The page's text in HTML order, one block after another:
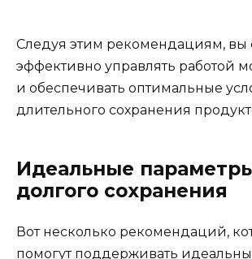
Следуя этим рекомендациям, вы
эффективно управлять работой
и обеспечивать оптимальные
длительного сохранения
Идеальные
долгого сохранения
Вот несколько рекомендаций,
помогут поддерживать